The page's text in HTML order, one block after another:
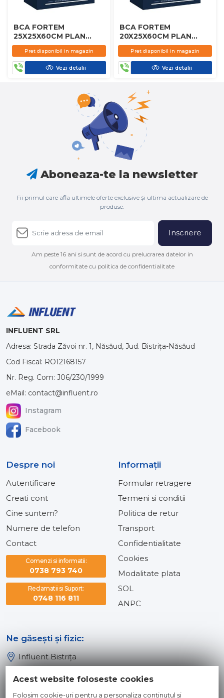
BCA FORTEM
25X25X60CM PLAN
D450
Pret disponibil in magazin
Vezi detalii
BCA FORTEM
20X25X60CM PLAN
D450
Pret disponibil in magazin
Vezi detalii
Aboneaza-te la newsletter
Fii primul care afla ultimele oferte exclusive și ultima actualizare de
produse.
Inscriere
Am peste 16 ani si sunt de acord cu prelucrarea datelor in
conformitate cu politica de confidentialitate
INFLUENT SRL
Adresa: Strada Zăvoi nr. 1, Năsăud, Jud. Bistrița-Năsăud
Cod Fiscal: RO12168157
Nr. Reg. Com: J06/230/1999
eMail: contact@influent.ro
Instagram
Facebook
Despre noi
Autentificare
Creati cont
Cine suntem?
Numere de telefon
Contact
Comenzi si informatii:
0738 793 740
Reclamatii si Suport:
0748 116 811
Informaţii
Formular retragere
Termeni si conditii
Politica de retur
Transport
Confidentialitate
Cookies
Modalitate plata
SOL
ANPC
Ne găsești și fizic:
Influent Bistrița
Acest website foloseste cookies
Folosim cookie-uri pentru a personaliza conținutul și